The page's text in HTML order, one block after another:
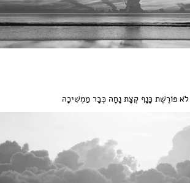
לֹא פּוֹרֶשֶׁת כָּנָף קְצָת נָחָה כְּבָר מַמְשִׁיכָה